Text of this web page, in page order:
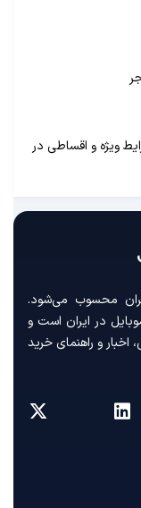
ویژه و اقساطی در
محسوب می‌شود.
در ایران است و
و راهنمای خرید